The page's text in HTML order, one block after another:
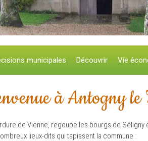
municipales Découvrir Vie
à Antogny
de Vienne, regoupe les bourgs de Séligny
lieux-dits qui tapissent la commune :